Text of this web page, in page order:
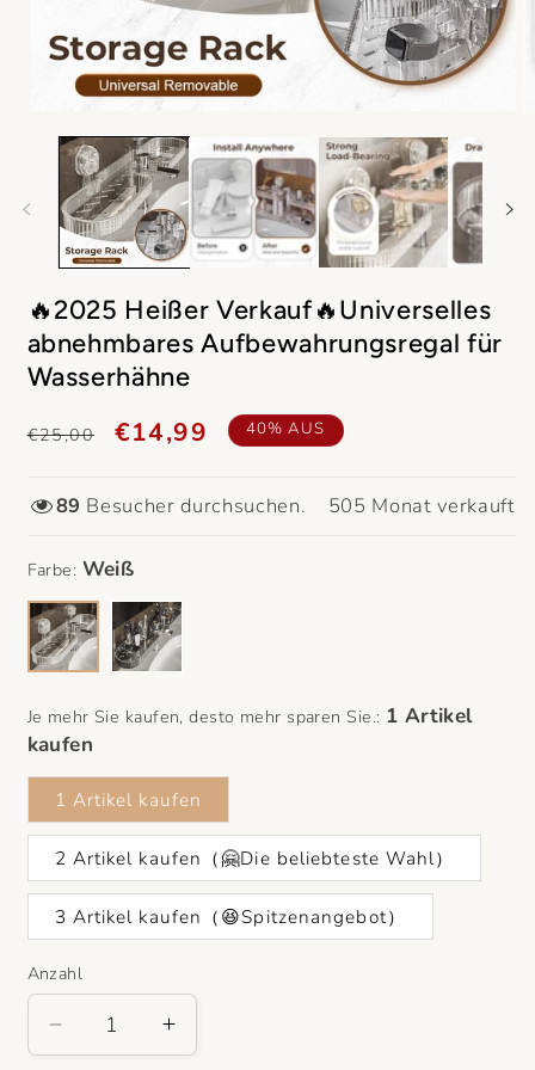
🔥2025 Heißer Verkauf🔥Universelles
abnehmbares Aufbewahrungsregal für
Wasserhähne
Normaler
€25,00 Verkaufspreis
€14,99 40% AUS
89 Besucher durchsuchen. 505 Monat verkauft
Farbe:
Weiß
Je mehr Sie kaufen, desto mehr sparen Sie.:
1 Artikel
1 Artikel kaufen
2 Artikel kaufen（🤗Die beliebteste Wahl）
3 Artikel kaufen（😆Spitzenangebot）
Anzahl
Verringere
die
Erhöhe
die